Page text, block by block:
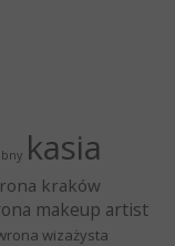
kasia
kraków
makeup artist
wizażysta